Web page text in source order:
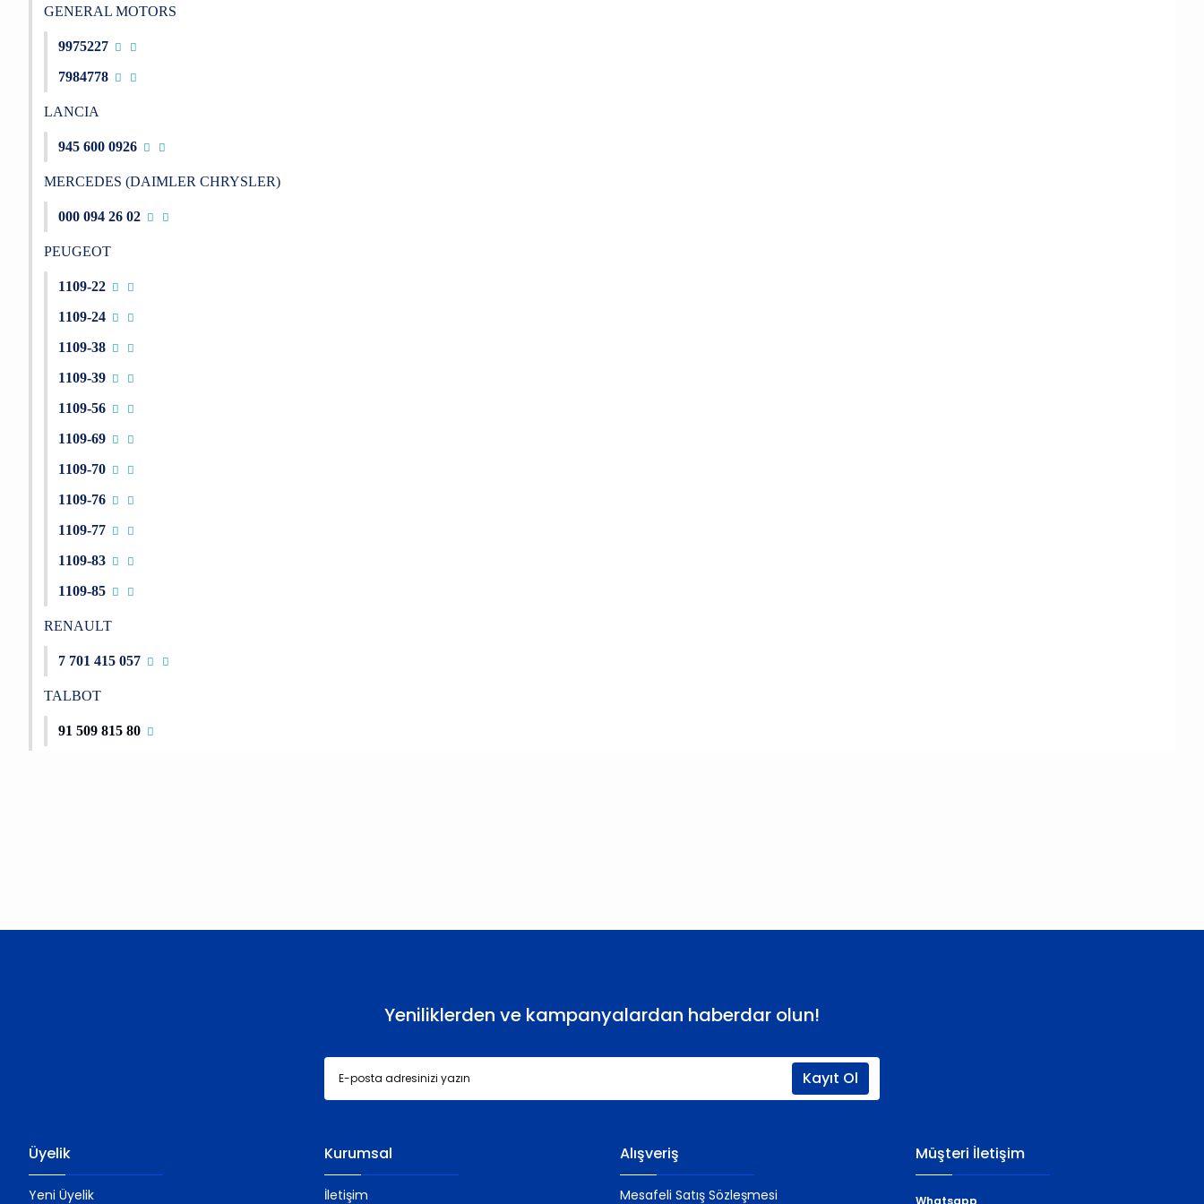
GENERAL MOTORS
9975227
7984778
LANCIA
945 600 0926
MERCEDES (DAIMLER CHRYSLER)
000 094 26 02
PEUGEOT
1109-22
1109-24
1109-38
1109-39
1109-56
1109-69
1109-70
1109-76
1109-77
1109-83
1109-85
RENAULT
7 701 415 057
TALBOT
91 509 815 80
Ürün bilgilerinde hatalar bulunuyor.
Gönder
Yeniliklerden ve kampanyalardan haberdar olun!
Kayıt Ol
Üyelik
Yeni Üyelik
Kurumsal
İletişim
Alışveriş
Mesafeli Satış Sözleşmesi
Müşteri İletişim
Whatsapp